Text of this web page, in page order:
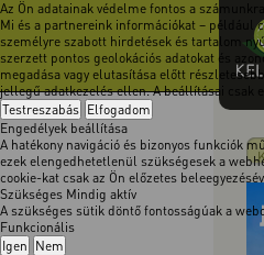
Az Ön adatainak védelme fontos a számunkra
Mi és a partnereink információkat – például
személyre szabott hirdetések és tartalom
szerzett pontos geolokációs adatokat és
megadása vagy elutasítása előtt
jellegű adatkezelés ellen. A beállításai csak
Testreszabás Elfogadom
Engedélyek beállítása
A hatékony navigáció és bizonyos funkciók
ezek elengedhetetlenül szükségesek a
cookie-kat csak az Ön előzetes
Szükséges Mindig aktív
A szükséges sütik döntő fontosságúak a
Funkcionális
Igen Nem